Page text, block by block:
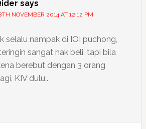
says
NOVEMBER 2014 AT 12:12 PM
selalu nampak di IOI puchong,
sangat nak beli, tapi bila
berebut dengan 3 orang
KIV dulu..